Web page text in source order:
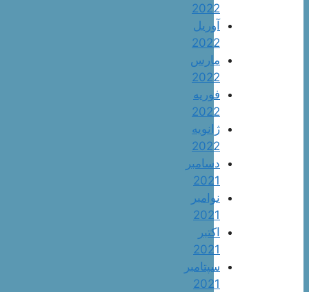
2022
آوریل
2022
مارس
2022
فوریه
2022
ژانویه
2022
دسامبر
2021
نوامبر
2021
اکتبر
2021
سپتامبر
2021